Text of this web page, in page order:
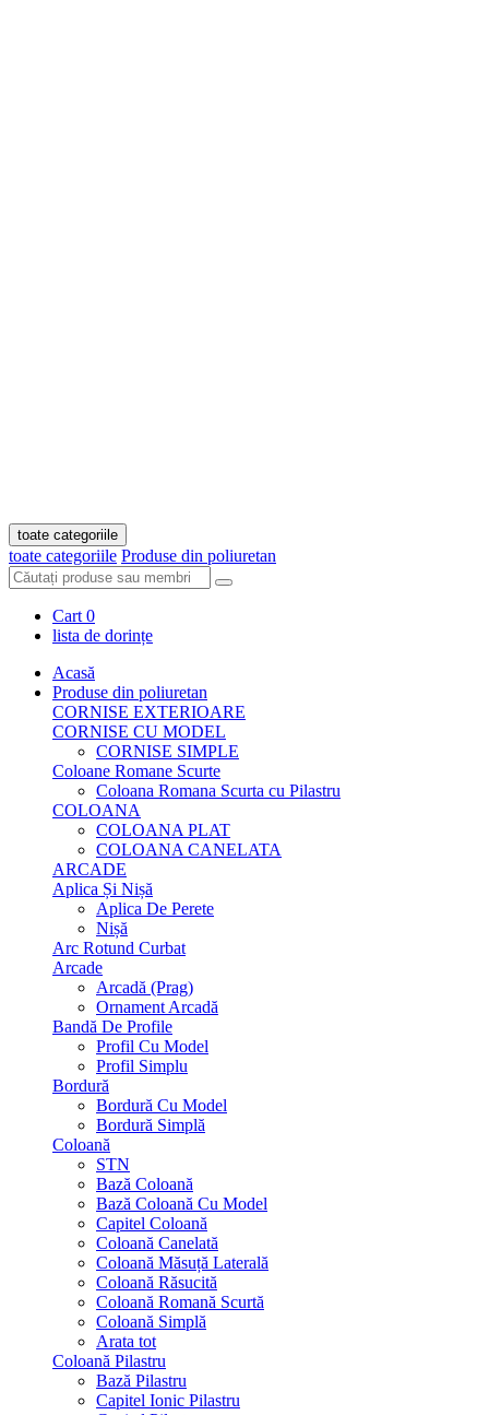
toate categoriile
toate categoriile Produse din poliuretan
Cart 0
lista de dorințe
Acasă
Produse din poliuretan
CORNISE EXTERIOARE
CORNISE CU MODEL
CORNISE SIMPLE
Coloane Romane Scurte
Coloana Romana Scurta cu Pilastru
COLOANA
COLOANA PLAT
COLOANA CANELATA
ARCADE
Aplica Și Nișă
Aplica De Perete
Nișă
Arc Rotund Curbat
Arcade
Arcadă (Prag)
Ornament Arcadă
Bandă De Profile
Profil Cu Model
Profil Simplu
Bordură
Bordură Cu Model
Bordură Simplă
Coloană
STN
Bază Coloană
Bază Coloană Cu Model
Capitel Coloană
Coloană Canelată
Coloană Măsuță Laterală
Coloană Răsucită
Coloană Romană Scurtă
Coloană Simplă
Arata tot
Coloană Pilastru
Bază Pilastru
Capitel Ionic Pilastru